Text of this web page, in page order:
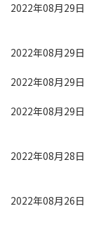
2022年08月29日
2022年08月29日
2022年08月29日
2022年08月29日
2022年08月28日
2022年08月26日